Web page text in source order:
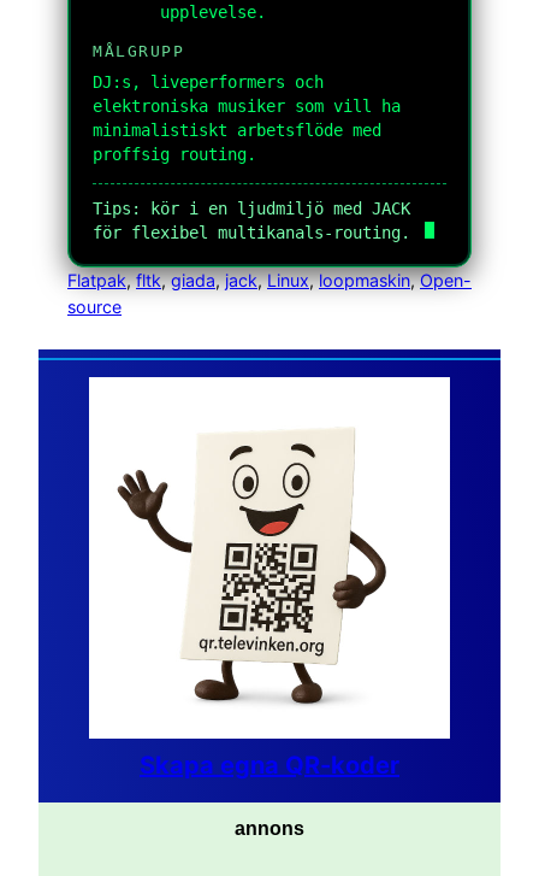
upplevelse.
MÅLGRUPP
DJ:s, liveperformers och
elektroniska musiker som vill ha
minimalistiskt arbetsflöde med
proffsig routing.
Tips: kör i en ljudmiljö med JACK
för flexibel multikanals-routing.
Flatpak, fltk, giada, jack, Linux, loopmaskin, Open-
source
Skapa egna QR-koder
annons